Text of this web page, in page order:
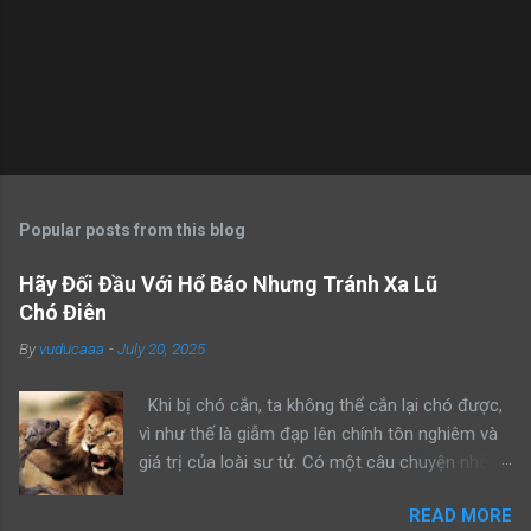
Popular posts from this blog
Hãy Đối Đầu Với Hổ Báo Nhưng Tránh Xa Lũ
Chó Điên
Byvuducaaa -July 20, 2025
Khi bị chó cắn, ta không thể cắn lại chó được,
vì như thế là giẫm đạp lên chính tôn nghiêm và
giá trị của loài sư tử. Có một câu chuyện nhỏ
nom lãnh địa, cả hai gặp một con sư tử đực
READ MORE